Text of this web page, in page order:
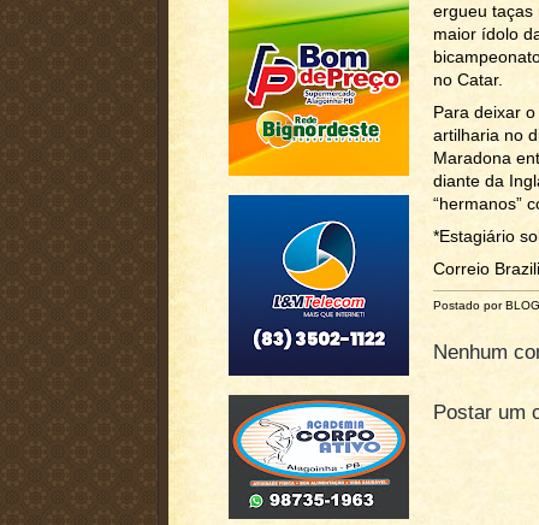
ergueu taças
maior ídolo
no Catar.
Para deixar
artilharia no
Maradona
diante da
“hermanos”
*Estagiário
Correio
Postado por
Nenhum
Postar um